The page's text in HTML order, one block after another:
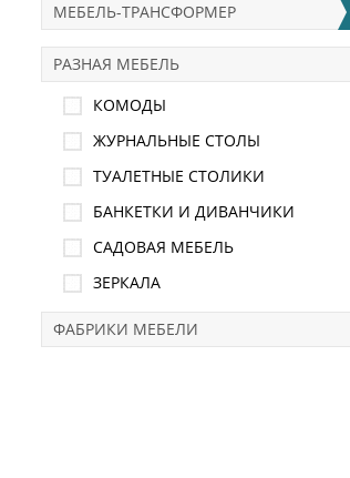
МЕБЕЛЬ-ТРАНСФОРМЕР
РАЗНАЯ МЕБЕЛЬ
КОМОДЫ
ЖУРНАЛЬНЫЕ СТОЛЫ
ТУАЛЕТНЫЕ СТОЛИКИ
БАНКЕТКИ И ДИВАНЧИКИ
САДОВАЯ МЕБЕЛЬ
ЗЕРКАЛА
ФАБРИКИ МЕБЕЛИ